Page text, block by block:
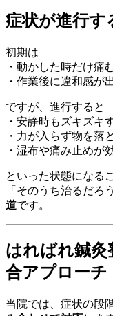
症状が進行す
初期は
・動かした時だけ痛
・作業後に違和感が
ですが、進行すると
・安静時もズキズキ
・力が入らず物を落
・湿布や痛み止めが
といった状態になる
「そのうち治るだろ
道です。
はればれ鍼
合アプローチ
当院では、症状の段